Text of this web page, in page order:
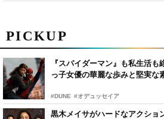
PICKUP
『スパイダーマン』も私生活
っ子女優の華麗な歩みと堅実な
#DUNE #オデュッセイア
黒木メイサがハードなアクショ